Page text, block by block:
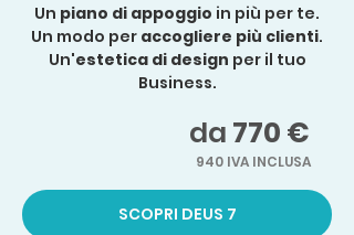
Un piano di appoggio in più per te.
Un modo per accogliere più clienti.
Un'estetica di design per il tuo
Business.
da 770 €
940 IVA INCLUSA
SCOPRI DEUS 7